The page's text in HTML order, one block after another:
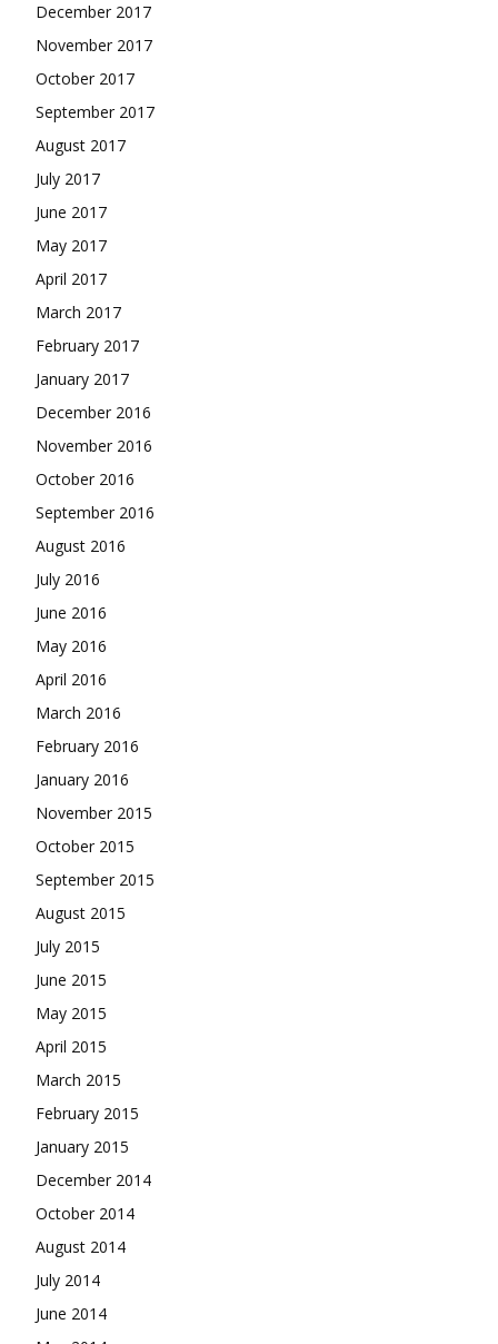
December 2017
November 2017
October 2017
September 2017
August 2017
July 2017
June 2017
May 2017
April 2017
March 2017
February 2017
January 2017
December 2016
November 2016
October 2016
September 2016
August 2016
July 2016
June 2016
May 2016
April 2016
March 2016
February 2016
January 2016
November 2015
October 2015
September 2015
August 2015
July 2015
June 2015
May 2015
April 2015
March 2015
February 2015
January 2015
December 2014
October 2014
August 2014
July 2014
June 2014